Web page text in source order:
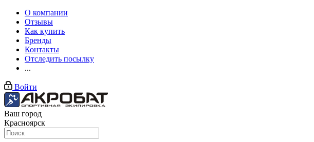
О компании
Отзывы
Как купить
Бренды
Контакты
Отследить посылку
...
Войти
Ваш город
Красноярск